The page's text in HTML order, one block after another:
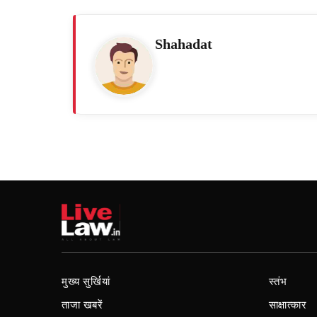
Shahadat
मुख्य सुर्खियां
ताजा खबरें
स्तंभ
साक्षात्कार